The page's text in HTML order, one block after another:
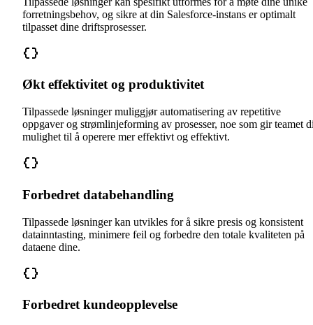
forretningsbehov, og sikre at din Salesforce-instans er optimalt
tilpasset dine driftsprosesser.
Økt effektivitet og produktivitet
Tilpassede løsninger muliggjør automatisering av repetitive
oppgaver og strømlinjeforming av prosesser, noe som gir teamet
mulighet til å operere mer effektivt og effektivt.
Forbedret databehandling
Tilpassede løsninger kan utvikles for å sikre presis og konsistent
datainntasting, minimere feil og forbedre den totale kvaliteten på
dataene dine.
Forbedret kundeopplevelse